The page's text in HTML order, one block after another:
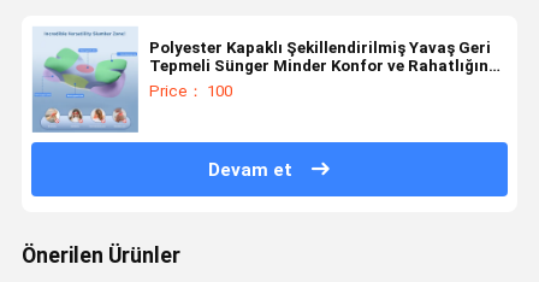
Polyester Kapaklı Şekillendirilmiş Yavaş Geri
Tepmeli Sünger Minder Konfor ve Rahatlığın
Mükemmel Birleşimi
Price： 100
Devam et
Önerilen Ürünler